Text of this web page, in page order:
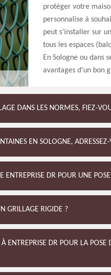
protéger votre
personnalise à
peut s’installer sur
tous les espaces
En Sologne ou dans
avantages d’un bon
DANS LES NORMES, FIEZ-
EN SOLOGNE,
ENTREPRISE DR POUR UNE
GRILLAGE RIGIDE ?
ENTREPRISE DR POUR LA